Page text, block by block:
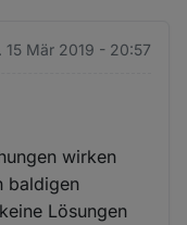
15 Mär 2019 - 20:57
wirken
baldigen
Lösungen